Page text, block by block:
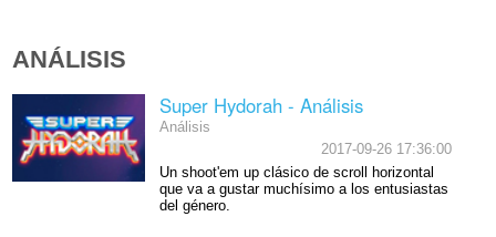
ANÁLISIS
Super Hydorah - Análisis
Análisis
2017-09-26 17:36:00
Un shoot'em up clásico de scroll horizontal
que va a gustar muchísimo a los entusiastas
del género.